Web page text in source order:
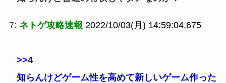
7: ネトゲ攻略速報 2022/10/03(月) 14:59:04.675
>>4
知らんけどゲーム性を高めて新しいゲーム作った